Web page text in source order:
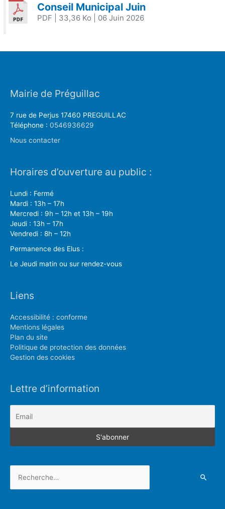
Conseil Municipal Juin
PDF | 33,36 Ko | 06 Juin 2026
Mairie de Préguillac
7 rue de Perjus 17460 PREGUILLAC
Téléphone : 0546936629
Nous contacter
Horaires d’ouverture au public :
Lundi : Fermé
Mardi : 13h – 17h
Mercredi : 9h – 12h et 13h – 19h
Jeudi : 13h – 17h
Vendredi : 8h – 12h
Permanence des Elus :
Le Jeudi matin ou sur rendez-vous
Liens
Accessibilité : conforme
Mentions légales
Plan du site
Politique de protection des données
Gestion des cookies
Lettre d’information